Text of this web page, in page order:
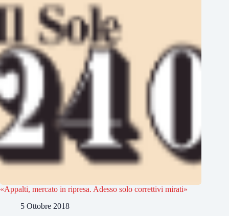
«Appalti, mercato in ripresa. Adesso solo correttivi mirati»
5 Ottobre 2018